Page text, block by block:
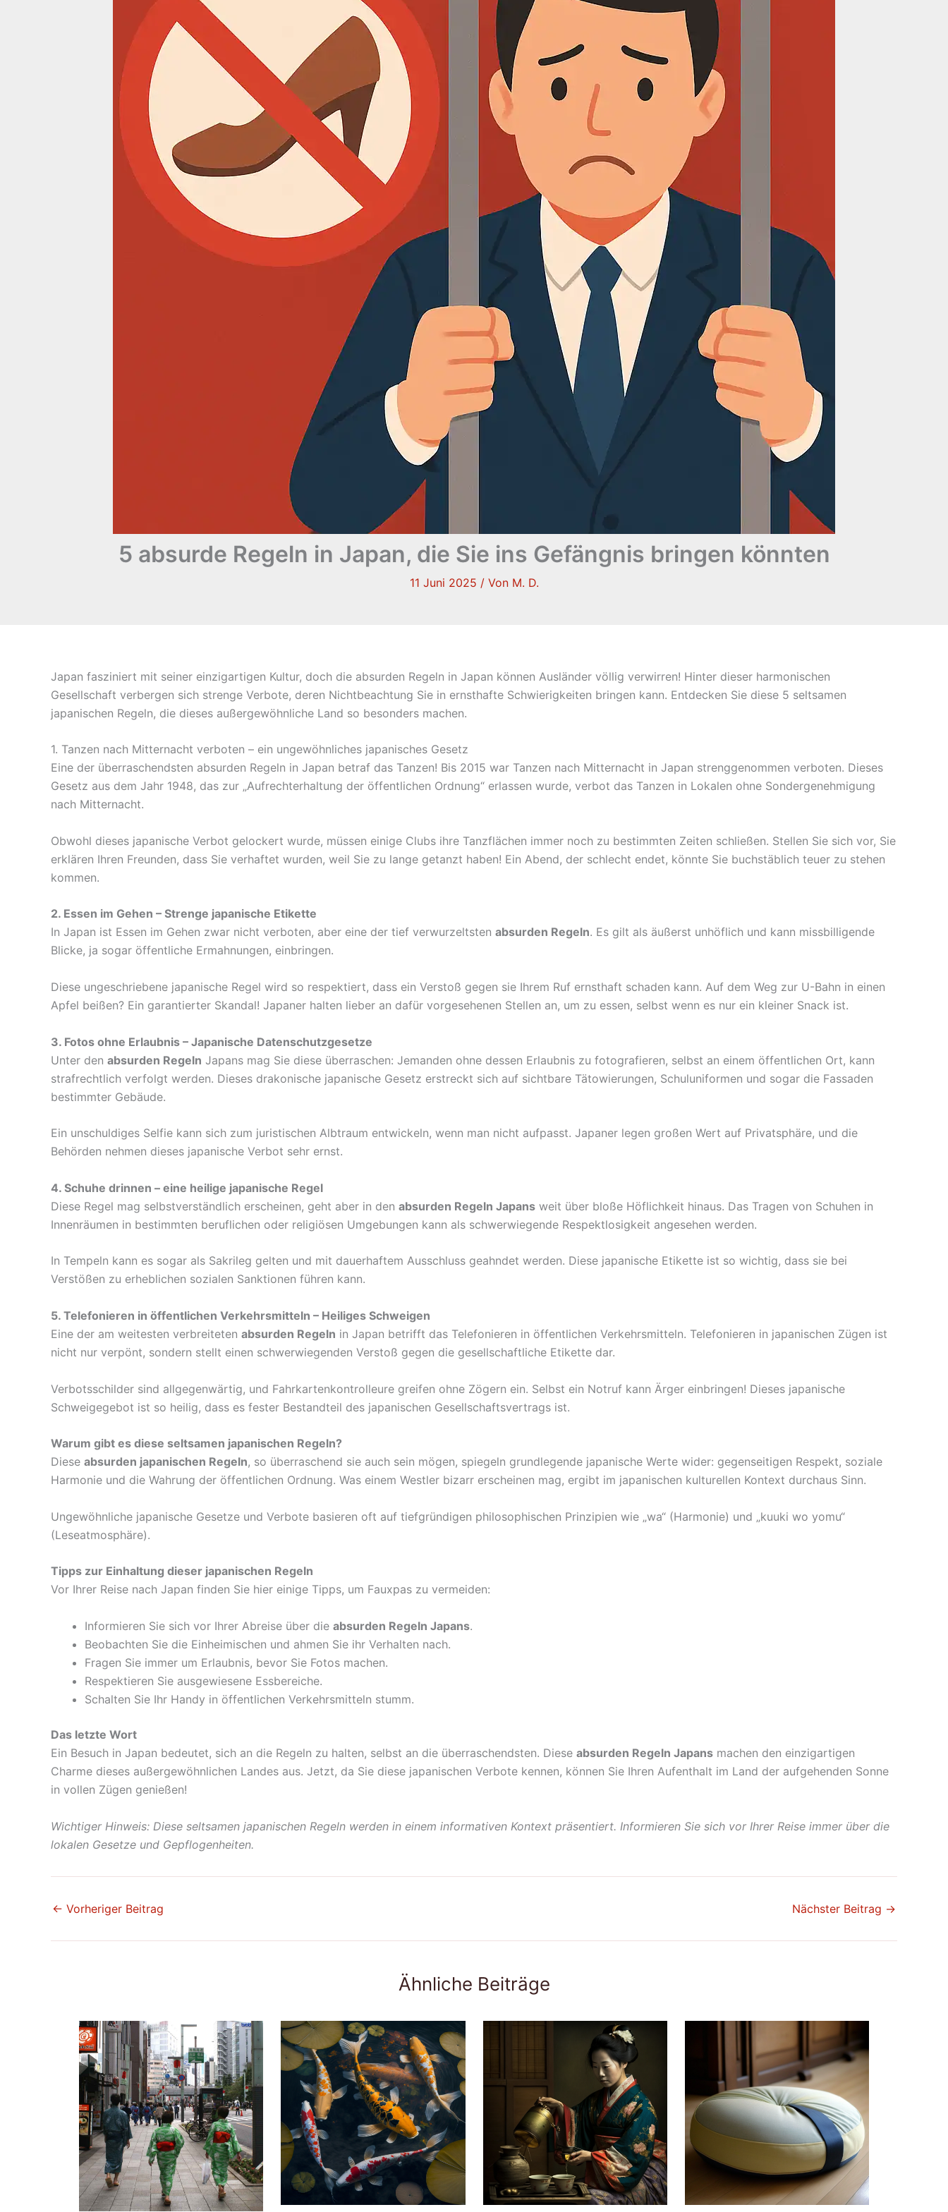
5 absurde Regeln in Japan, die Sie ins Gefängnis bringen könnten
11 Juni 2025 / Von M. D.
Japan fasziniert mit seiner einzigartigen Kultur, doch die absurden Regeln in Japan können Ausländer völlig verwirren! Hinter dieser harmonischen
Gesellschaft verbergen sich strenge Verbote, deren Nichtbeachtung Sie in ernsthafte Schwierigkeiten bringen kann. Entdecken Sie diese 5 seltsamen
japanischen Regeln, die dieses außergewöhnliche Land so besonders machen.
1. Tanzen nach Mitternacht verboten – ein ungewöhnliches japanisches Gesetz
Eine der überraschendsten absurden Regeln in Japan betraf das Tanzen! Bis 2015 war Tanzen nach Mitternacht in Japan strenggenommen verboten. Dieses
Gesetz aus dem Jahr 1948, das zur „Aufrechterhaltung der öffentlichen Ordnung“ erlassen wurde, verbot das Tanzen in Lokalen ohne Sondergenehmigung
nach Mitternacht.
Obwohl dieses japanische Verbot gelockert wurde, müssen einige Clubs ihre Tanzflächen immer noch zu bestimmten Zeiten schließen. Stellen Sie sich vor, Sie
erklären Ihren Freunden, dass Sie verhaftet wurden, weil Sie zu lange getanzt haben! Ein Abend, der schlecht endet, könnte Sie buchstäblich teuer zu stehen
kommen.
2. Essen im Gehen – Strenge japanische Etikette
In Japan ist Essen im Gehen zwar nicht verboten, aber eine der tief verwurzeltsten absurden Regeln. Es gilt als äußerst unhöflich und kann missbilligende
Blicke, ja sogar öffentliche Ermahnungen, einbringen.
Diese ungeschriebene japanische Regel wird so respektiert, dass ein Verstoß gegen sie Ihrem Ruf ernsthaft schaden kann. Auf dem Weg zur U-Bahn in einen
Apfel beißen? Ein garantierter Skandal! Japaner halten lieber an dafür vorgesehenen Stellen an, um zu essen, selbst wenn es nur ein kleiner Snack ist.
3. Fotos ohne Erlaubnis – Japanische Datenschutzgesetze
Unter den absurden Regeln Japans mag Sie diese überraschen: Jemanden ohne dessen Erlaubnis zu fotografieren, selbst an einem öffentlichen Ort, kann
strafrechtlich verfolgt werden. Dieses drakonische japanische Gesetz erstreckt sich auf sichtbare Tätowierungen, Schuluniformen und sogar die Fassaden
bestimmter Gebäude.
Ein unschuldiges Selfie kann sich zum juristischen Albtraum entwickeln, wenn man nicht aufpasst. Japaner legen großen Wert auf Privatsphäre, und die
Behörden nehmen dieses japanische Verbot sehr ernst.
4. Schuhe drinnen – eine heilige japanische Regel
Diese Regel mag selbstverständlich erscheinen, geht aber in den absurden Regeln Japans weit über bloße Höflichkeit hinaus. Das Tragen von Schuhen in
Innenräumen in bestimmten beruflichen oder religiösen Umgebungen kann als schwerwiegende Respektlosigkeit angesehen werden.
In Tempeln kann es sogar als Sakrileg gelten und mit dauerhaftem Ausschluss geahndet werden. Diese japanische Etikette ist so wichtig, dass sie bei
Verstößen zu erheblichen sozialen Sanktionen führen kann.
5. Telefonieren in öffentlichen Verkehrsmitteln – Heiliges Schweigen
Eine der am weitesten verbreiteten absurden Regeln in Japan betrifft das Telefonieren in öffentlichen Verkehrsmitteln. Telefonieren in japanischen Zügen ist
nicht nur verpönt, sondern stellt einen schwerwiegenden Verstoß gegen die gesellschaftliche Etikette dar.
Verbotsschilder sind allgegenwärtig, und Fahrkartenkontrolleure greifen ohne Zögern ein. Selbst ein Notruf kann Ärger einbringen! Dieses japanische
Schweigegebot ist so heilig, dass es fester Bestandteil des japanischen Gesellschaftsvertrags ist.
Warum gibt es diese seltsamen japanischen Regeln?
Diese absurden japanischen Regeln, so überraschend sie auch sein mögen, spiegeln grundlegende japanische Werte wider: gegenseitigen Respekt, soziale
Harmonie und die Wahrung der öffentlichen Ordnung. Was einem Westler bizarr erscheinen mag, ergibt im japanischen kulturellen Kontext durchaus Sinn.
Ungewöhnliche japanische Gesetze und Verbote basieren oft auf tiefgründigen philosophischen Prinzipien wie „wa“ (Harmonie) und „kuuki wo yomu“
(Leseatmosphäre).
Tipps zur Einhaltung dieser japanischen Regeln
Vor Ihrer Reise nach Japan finden Sie hier einige Tipps, um Fauxpas zu vermeiden:
Informieren Sie sich vor Ihrer Abreise über die absurden Regeln Japans.
Beobachten Sie die Einheimischen und ahmen Sie ihr Verhalten nach.
Fragen Sie immer um Erlaubnis, bevor Sie Fotos machen.
Respektieren Sie ausgewiesene Essbereiche.
Schalten Sie Ihr Handy in öffentlichen Verkehrsmitteln stumm.
Das letzte Wort
Ein Besuch in Japan bedeutet, sich an die Regeln zu halten, selbst an die überraschendsten. Diese absurden Regeln Japans machen den einzigartigen
Charme dieses außergewöhnlichen Landes aus. Jetzt, da Sie diese japanischen Verbote kennen, können Sie Ihren Aufenthalt im Land der aufgehenden Sonne
in vollen Zügen genießen!
Wichtiger Hinweis: Diese seltsamen japanischen Regeln werden in einem informativen Kontext präsentiert. Informieren Sie sich vor Ihrer Reise immer über die
lokalen Gesetze und Gepflogenheiten.
← Vorheriger Beitrag Nächster Beitrag →
Ähnliche Beiträge